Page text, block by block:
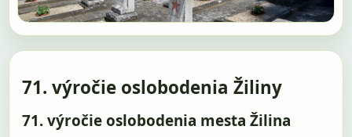
71. výročie oslobodenia Žiliny
71. výročie oslobodenia mesta Žilina